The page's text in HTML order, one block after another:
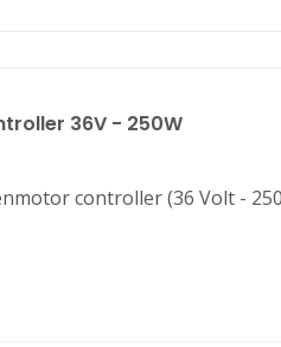
36V - 250W
controller (36 Volt -